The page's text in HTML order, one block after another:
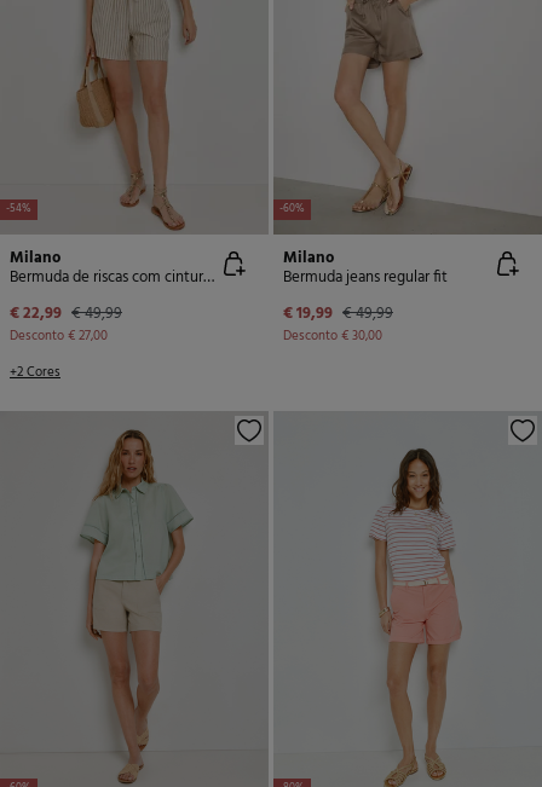
-54%
Milano
Bermuda de riscas com cintura elástica
€ 22,99 € 49,99
Desconto€ 27,00
+2 Cores
-60%
Milano
Bermuda jeans regular fit
€ 19,99 € 49,99
Desconto€ 30,00